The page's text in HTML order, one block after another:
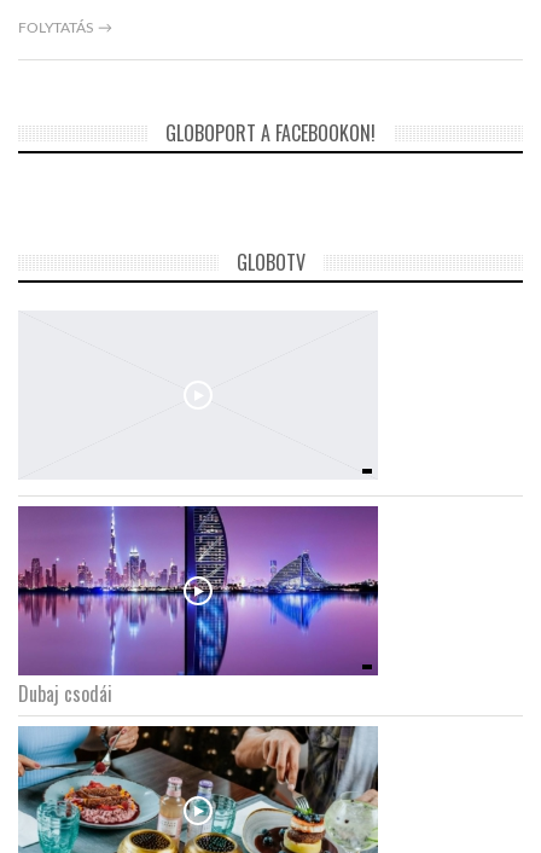
FOLYTATÁS →
GLOBOPORT A FACEBOOKON!
GLOBOTV
Dubaj csodái